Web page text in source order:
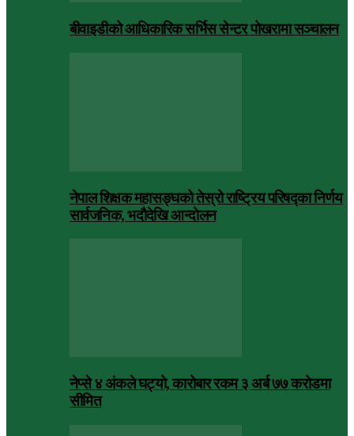
बीवाइडीको आधिकारिक सर्भिस सेन्टर पोखरामा सञ्चालन
नेपाल शिक्षक महासङ्घको तेस्रो राष्ट्रिय परिषद्का निर्णय
सार्वजनिक, भदाैदेखि आन्दाेलन
नेप्से ४ अंकले घट्यो, कारोबार रकम ३ अर्ब ७७ करोडमा
सीमित